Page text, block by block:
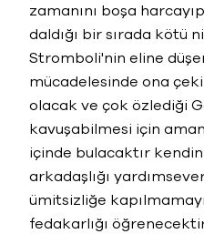
zamanını boşa
daldığı bir sırada kötü
Stromboli'nin eline
mücadelesinde ona
olacak ve çok özlediği
kavuşabilmesi için
içinde bulacaktır
arkadaşlığı
ümitsizliğe
fedakarlığı